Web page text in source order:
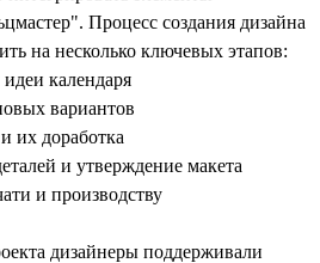
Процесс создания дизайна
на несколько ключевых этапов:
календаря
вариантов
их доработка
и утверждение макета
и производству
дизайнеры поддерживали